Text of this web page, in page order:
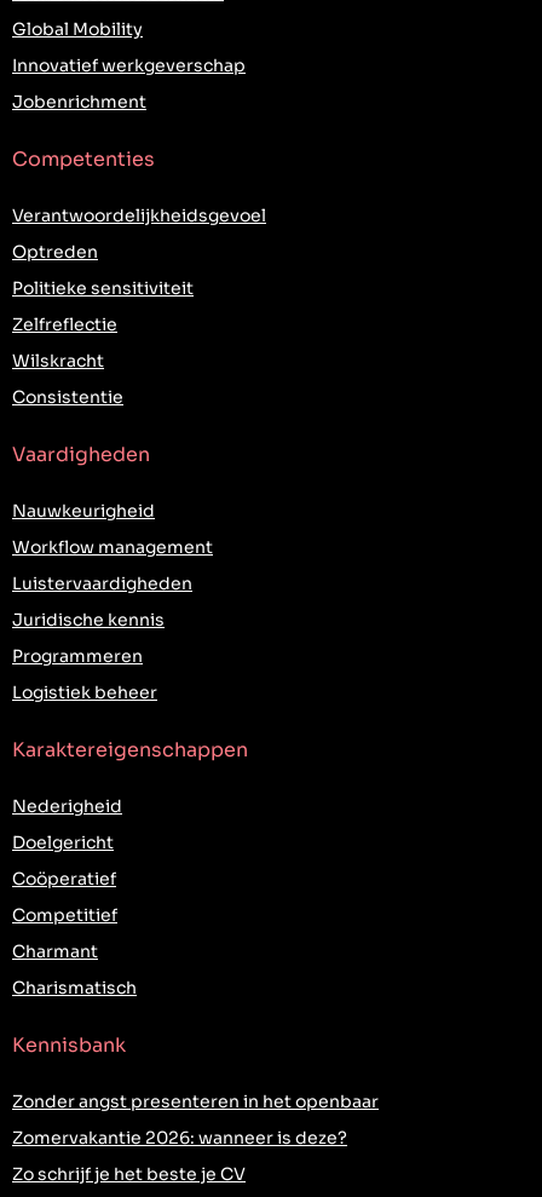
Global Mobility
Innovatief werkgeverschap
Jobenrichment
Competenties
Verantwoordelijkheidsgevoel
Optreden
Politieke sensitiviteit
Zelfreflectie
Wilskracht
Consistentie
Vaardigheden
Nauwkeurigheid
Workflow management
Luistervaardigheden
Juridische kennis
Programmeren
Logistiek beheer
Karaktereigenschappen
Nederigheid
Doelgericht
Coöperatief
Competitief
Charmant
Charismatisch
Kennisbank
Zonder angst presenteren in het openbaar
Zomervakantie 2026: wanneer is deze?
Zo schrijf je het beste je CV